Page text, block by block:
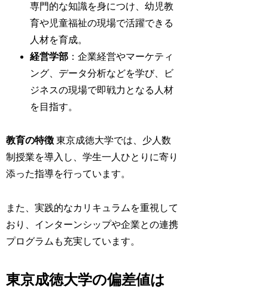
専門的な知識を身につけ、幼児教
育や児童福祉の現場で活躍できる
人材を育成。
経営学部 ：企業経営やマーケティ
ング、データ分析などを学び、ビ
ジネスの現場で即戦力となる人材
を目指す。
教育の特徴 東京成徳大学では、少人数
制授業を導入し、学生一人ひとりに寄り
添った指導を行っています。
また、実践的なカリキュラムを重視して
おり、インターンシップや企業との連携
プログラムも充実しています。
東京成徳大学の偏差値は